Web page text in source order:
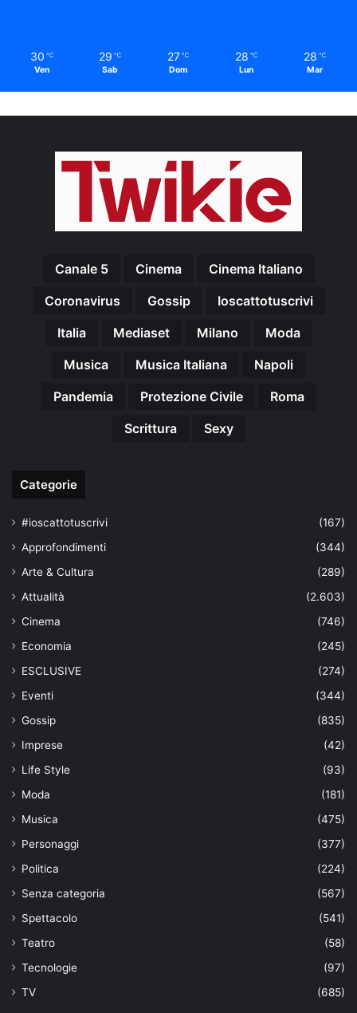
30 ℃
Ven
29 ℃
Sab
27 ℃
Dom
28 ℃
Lun
28 ℃
Mar
Canale 5 Cinema
Cinema Italiano
Coronavirus
Gossip
Ioscattotuscrivi
Italia
Mediaset Milano
Moda
Musica
Musica Italiana
Napoli
Pandemia
Protezione Civile
Roma
Scrittura
Sexy
Categorie
#ioscattotuscrivi
(167)
Approfondimenti
(344)
Arte & Cultura
(289)
Attualità
(2.603)
Cinema
(746)
Economia
(245)
ESCLUSIVE
(274)
Eventi
(344)
Gossip
(835)
Imprese
(42)
Life Style
(93)
Moda
(181)
Musica
(475)
Personaggi
(377)
Politica
(224)
Senza categoria
(567)
Spettacolo
(541)
Teatro
(58)
Tecnologie
(97)
TV
(685)